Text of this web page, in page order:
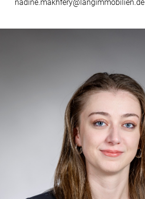
nadine.makhfery@langimmobilien.de